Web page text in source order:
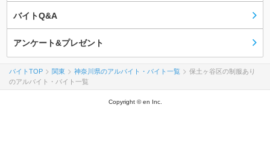
バイトQ&A
アンケート&プレゼント
バイトTOP 関東 神奈川県のアルバイト・バイト一覧
保土ヶ谷区の制服あり
のアルバイト・バイト一覧
Copyright © en Inc.